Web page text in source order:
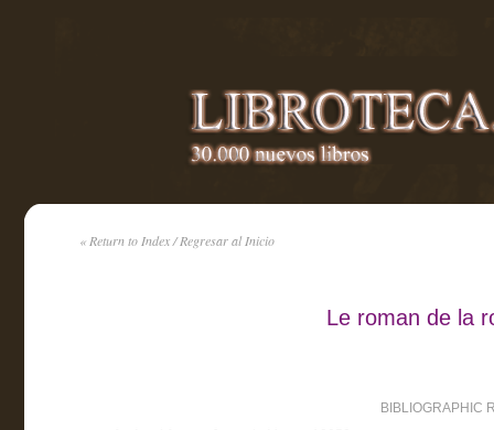
« Return to Index / Regresar al Inicio
Le roman de la
BIBLIOGRAPHIC